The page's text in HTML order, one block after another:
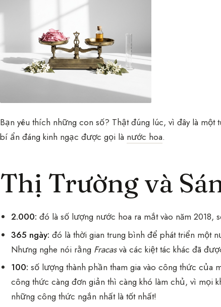
Bạn yêu thích những con số? Thật đúng lúc, vì đây là
bí ẩn đáng kinh ngạc được gọi là nước hoa.
Thị Trường và
2.000: đó là số lượng nước hoa ra mắt vào năm 2018,
365 ngày: đó là thời gian trung bình để phát triển một
Nhưng nghe nói rằng Fracasvà các kiệt tác khác đã
100: số lượng thành phần tham gia vào công thức của
công thức càng đơn giản thì càng khó làm chủ, vì mọi
những công thức ngắn nhất là tốt nhất!